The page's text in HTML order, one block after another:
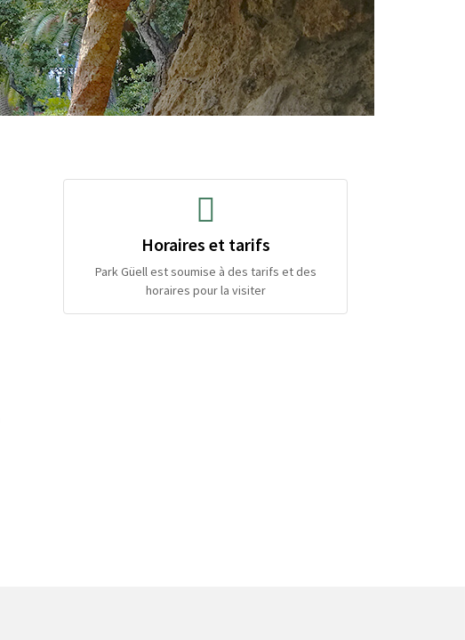
Horaires et tarifs
Park Güell est soumise à des tarifs et des
horaires pour la visiter